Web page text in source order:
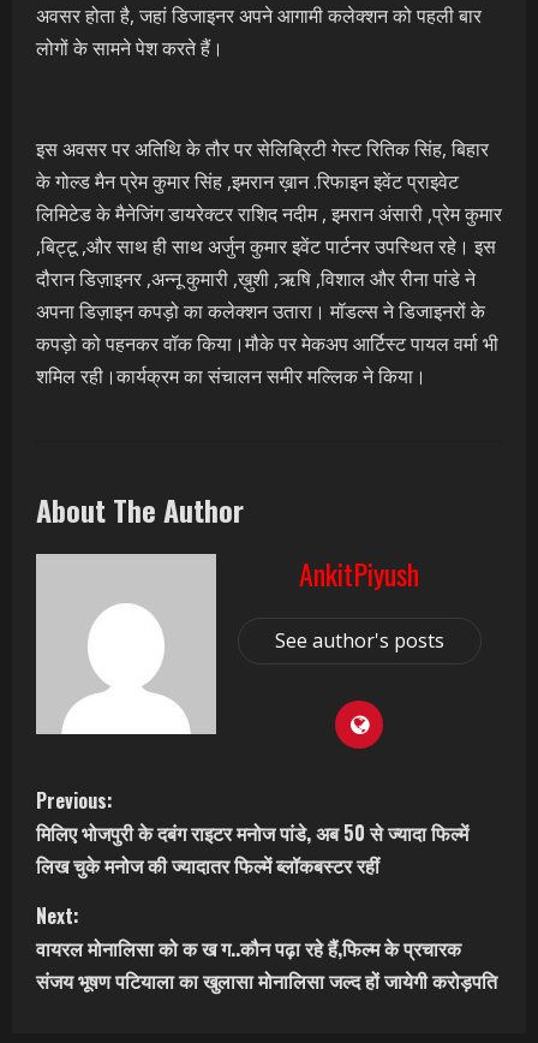
अवसर होता है, जहां डिजाइनर अपने आगामी कलेक्शन को पहली बार
लोगों के सामने पेश करते हैं।
इस अवसर पर अतिथि के तौर पर सेलिब्रिटी गेस्ट रितिक सिंह, बिहार
के गोल्ड मैन प्रेम कुमार सिंह ,इमरान ख़ान .रिफाइन इवेंट प्राइवेट
लिमिटेड के मैनेजिंग डायरेक्टर राशिद नदीम , इमरान अंसारी ,प्रेम कुमार
,बिट्टू ,और साथ ही साथ अर्जुन कुमार इवेंट पार्टनर उपस्थित रहे। इस
दौरान डिज़ाइनर ,अन्नू कुमारी ,ख़ुशी ,ऋषि ,विशाल और रीना पांडे ने
अपना डिज़ाइन कपड़ो का कलेक्शन उतारा। मॉडल्स ने डिजाइनरों के
कपड़ो को पहनकर वॉक किया।मौके पर मेकअप आर्टिस्ट पायल वर्मा भी
शमिल रही।कार्यक्रम का संचालन समीर मल्लिक ने किया।
About The Author
AnkitPiyush
See author's posts
C
o
n
t
Previous:
मिलिए भोजपुरी के दबंग राइटर मनोज पांडे, अब 50 से ज्यादा फिल्में
लिख चुके मनोज की ज्यादातर फिल्में ब्लॉकबस्टर रहीं
Next:
वायरल मोनालिसा को क ख ग..कौन पढ़ा रहे हैं,फिल्म के प्रचारक
संजय भूषण पटियाला का खुलासा मोनालिसा जल्द हों जायेगी करोड़पति